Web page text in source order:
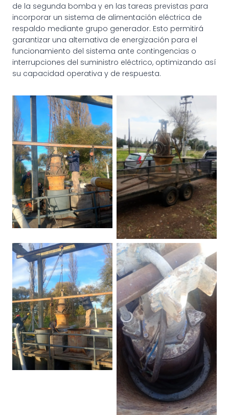
de la segunda bomba y en las tareas previstas para
incorporar un sistema de alimentación eléctrica de
respaldo mediante grupo generador. Esto permitirá
garantizar una alternativa de energización para el
funcionamiento del sistema ante contingencias o
interrupciones del suministro eléctrico, optimizando así
su capacidad operativa y de respuesta.